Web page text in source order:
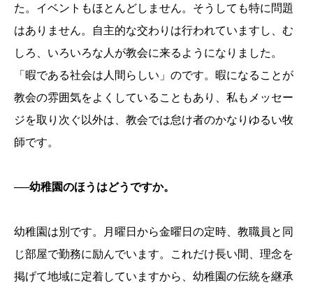
た。イベントもほとんどしません。そうしても特に問題
はありません。自主的な交わりは行われていますし、む
しろ、いろいろな人が教会に来るようになりました。
「暇である社会は人間らしい」のです。暇になることが
教会の雰囲気をよくしていることもあり、私もメッセー
ジを取り次ぐ以外は、教会では怠け者のかなりゆるい牧
師です。
──幼稚園のほうはどうですか。
幼稚園は別です。月曜日から金曜日の定時、教職員と同
じ部屋で勤務に励んでいます。これだけ長い間、理念を
掲げて地域に定着していますから、幼稚園の伝統を継承